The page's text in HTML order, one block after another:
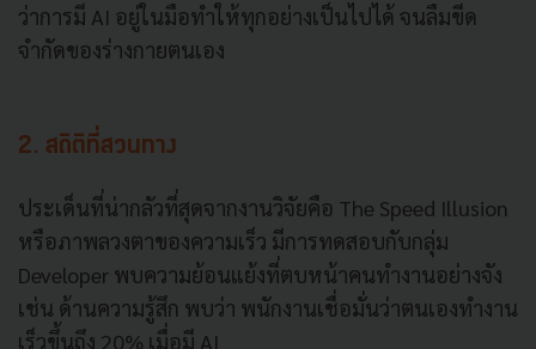
ว่าการมี AI อยู่ในมือทำให้ทุกอย่างเป็นไปได้ จนลืมขีด
จำกัดของร่างกายตนเอง
2. สถิติที่สวนทาง
ประเด็นที่น่ากลัวที่สุดจากงานวิจัยคือ The Speed Illusion
หรือภาพลวงตาของความเร็ว มีการทดสอบกับกลุ่ม
Developer พบความย้อนแย้งที่ตบหน้าคนทำงานอย่างจัง
เช่น ด้านความรู้สึก พบว่า พนักงานเชื่อมั่นว่าตนเองทำงาน
เร็วขึ้นถึง 20% เมื่อมี AI